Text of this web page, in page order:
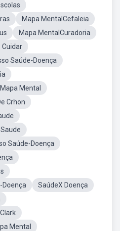
Mapa MentalCefaleia
Mapa MentalCuradoria
Cuidar
Saúde-Doença
Mental
Crhon
Saúde-Doença
Doença
SaúdeX Doença
Mental